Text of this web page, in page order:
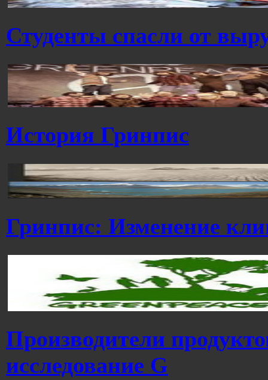
Студенты спасли от
История Гринпис
Гринпис: Изменение
Производители
исследование G